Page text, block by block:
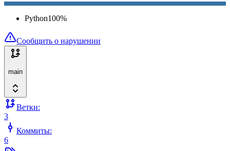
Python100%
Сообщить о нарушении
main
Ветки:
3
Коммиты:
6